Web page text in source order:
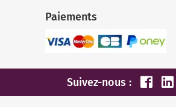
Paiements
Suivez-nous :